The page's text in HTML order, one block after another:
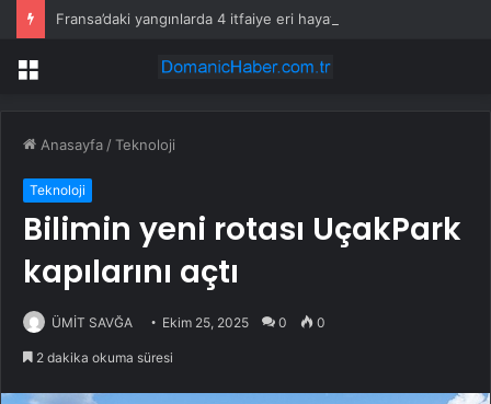
Fransa’daki yangınlarda 4 itfaiye eri hayatını kaybetti
Menü
Anasayfa /Teknoloji
Teknoloji
Bilimin yeni rotası UçakPark
kapılarını açtı
ÜMİT SAVĞA Ekim 25, 2025 0 0
2 dakika okuma süresi